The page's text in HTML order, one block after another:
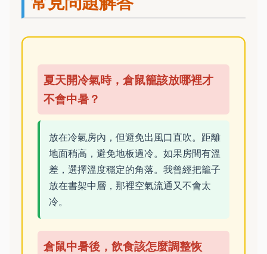
夏天開冷氣時，倉鼠籠該放哪裡才
不會中暑？
放在冷氣房內，但避免出風口直吹。距離
地面稍高，避免地板過冷。如果房間有溫
差，選擇溫度穩定的角落。我曾經把籠子
放在書架中層，那裡空氣流通又不會太
冷。
倉鼠中暑後，飲食該怎麼調整恢